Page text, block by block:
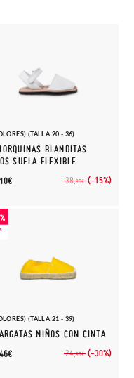
(TALLA 20 - 36)
BLANDITAS
SUELA FLEXIBLE
38,95€ (-15%)
10€
(TALLA 21 - 39)
NIÑOS CON CINTA
24,95€ (-30%)
46€